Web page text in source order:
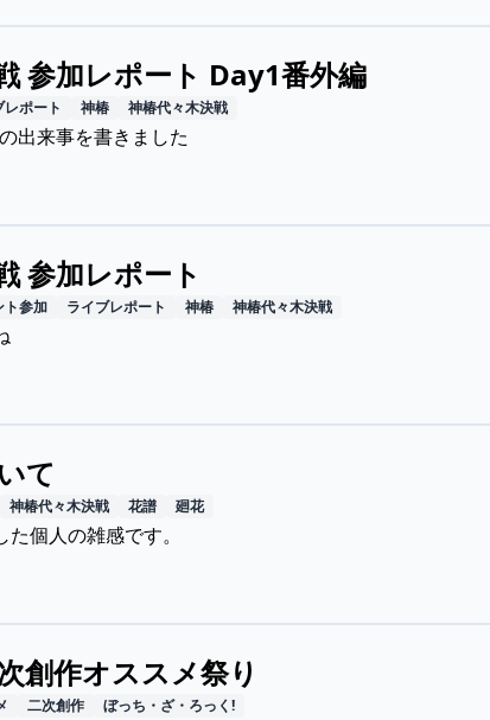
参加レポート Day1番外編
レポート 神椿 神椿代々木決戦
出来事を書きました
参加レポート
ト参加 ライブレポート 神椿 神椿代々木決戦
て
神椿代々木決戦 花譜 廻花
個人の雑感です。
創作オススメ祭り
二次創作 ぼっち・ざ・ろっく!